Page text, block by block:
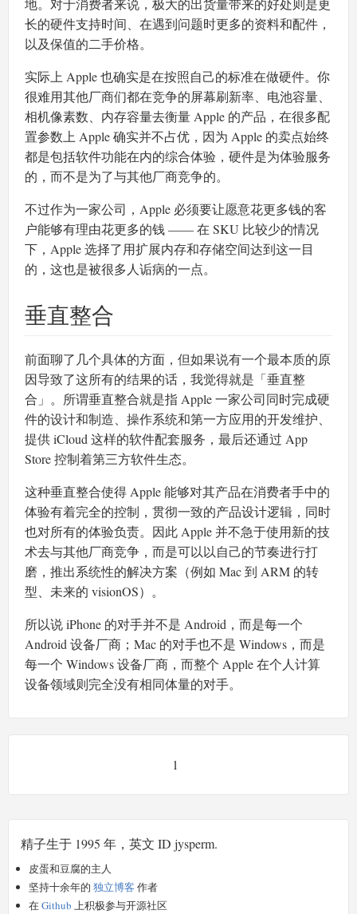
地。对于消费者来说，极大的出货量带来的好处则是更
长的硬件支持时间、在遇到问题时更多的资料和配件，
以及保值的二手价格。
实际上 Apple 也确实是在按照自己的标准在做硬件。你
很难用其他厂商们都在竞争的屏幕刷新率、电池容量、
相机像素数、内存容量去衡量 Apple 的产品，在很多配
置参数上 Apple 确实并不占优，因为 Apple 的卖点始终
都是包括软件功能在内的综合体验，硬件是为体验服务
的，而不是为了与其他厂商竞争的。
不过作为一家公司，Apple 必须要让愿意花更多钱的客
户能够有理由花更多的钱 —— 在 SKU 比较少的情况
下，Apple 选择了用扩展内存和存储空间达到这一目
的，这也是被很多人诟病的一点。
垂直整合
前面聊了几个具体的方面，但如果说有一个最本质的原
因导致了这所有的结果的话，我觉得就是「垂直整
合」。所谓垂直整合就是指 Apple 一家公司同时完成硬
件的设计和制造、操作系统和第一方应用的开发维护、
提供 iCloud 这样的软件配套服务，最后还通过 App
Store 控制着第三方软件生态。
这种垂直整合使得 Apple 能够对其产品在消费者手中的
体验有着完全的控制，贯彻一致的产品设计逻辑，同时
也对所有的体验负责。因此 Apple 并不急于使用新的技
术去与其他厂商竞争，而是可以以自己的节奏进行打
磨，推出系统性的解决方案（例如 Mac 到 ARM 的转
型、未来的 visionOS）。
所以说 iPhone 的对手并不是 Android，而是每一个
Android 设备厂商；Mac 的对手也不是 Windows，而是
每一个 Windows 设备厂商，而整个 Apple 在个人计算
设备领域则完全没有相同体量的对手。
1
精子生于 1995 年，英文 ID jysperm.
皮蛋和豆腐的主人
坚持十余年的 独立博客 作者
在Github 上积极参与开源社区